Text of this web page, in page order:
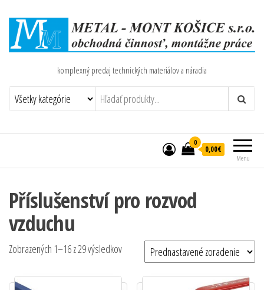
komplexný predaj technických materiálov a náradia
Menu
0
0,00€
Příslušenství pro rozvod
vzduchu
Zobrazených 1–16 z 29 výsledkov